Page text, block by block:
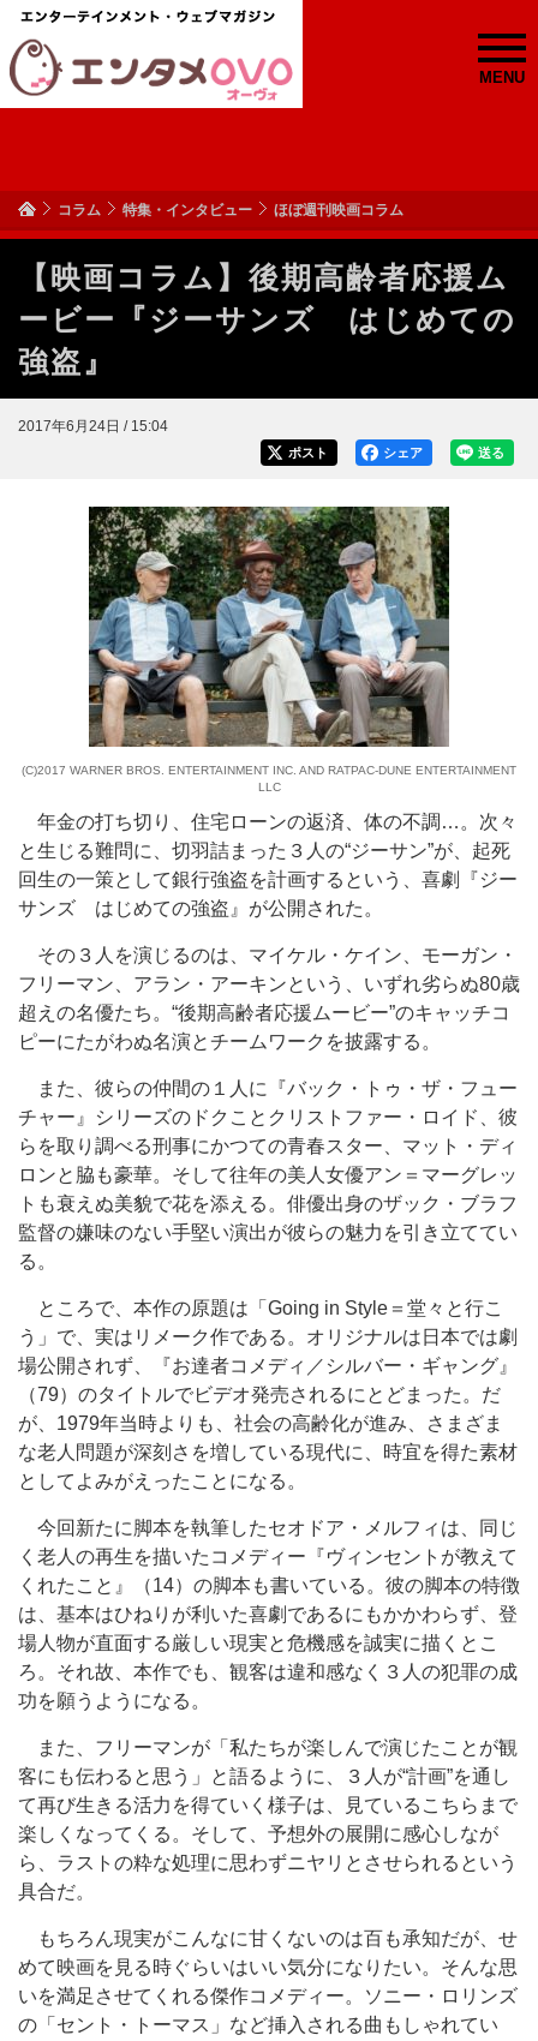
MENU
コラム 特集・インタビュー ほぼ週刊映画コラム
【映画コラム】後期高齢者応援ム
ービー『ジーサンズ はじめての
強盗』
2017年6月24日 / 15:04
送る
シェア
ポスト
(C)2017 WARNER BROS. ENTERTAINMENT INC. AND RATPAC-DUNE ENTERTAINMENT
LLC
年金の打ち切り、住宅ローンの返済、体の不調…。次々
と生じる難問に、切羽詰まった３人の“ジーサン”が、起死
回生の一策として銀行強盗を計画するという、喜劇『ジー
サンズ はじめての強盗』が公開された。
その３人を演じるのは、マイケル・ケイン、モーガン・
フリーマン、アラン・アーキンという、いずれ劣らぬ80歳
超えの名優たち。“後期高齢者応援ムービー”のキャッチコ
ピーにたがわぬ名演とチームワークを披露する。
また、彼らの仲間の１人に『バック・トゥ・ザ・フュー
チャー』シリーズのドクことクリストファー・ロイド、彼
らを取り調べる刑事にかつての青春スター、マット・ディ
ロンと脇も豪華。そして往年の美人女優アン＝マーグレッ
トも衰えぬ美貌で花を添える。俳優出身のザック・ブラフ
監督の嫌味のない手堅い演出が彼らの魅力を引き立ててい
る。
ところで、本作の原題は「Going in Style＝堂々と行こ
う」で、実はリメーク作である。オリジナルは日本では劇
場公開されず、『お達者コメディ／シルバー・ギャング』
（79）のタイトルでビデオ発売されるにとどまった。だ
が、1979年当時よりも、社会の高齢化が進み、さまざま
な老人問題が深刻さを増している現代に、時宜を得た素材
としてよみがえったことになる。
今回新たに脚本を執筆したセオドア・メルフィは、同じ
く老人の再生を描いたコメディー『ヴィンセントが教えて
くれたこと』（14）の脚本も書いている。彼の脚本の特徴
は、基本はひねりが利いた喜劇であるにもかかわらず、登
場人物が直面する厳しい現実と危機感を誠実に描くとこ
ろ。それ故、本作でも、観客は違和感なく３人の犯罪の成
功を願うようになる。
また、フリーマンが「私たちが楽しんで演じたことが観
客にも伝わると思う」と語るように、３人が“計画”を通し
て再び生きる活力を得ていく様子は、見ているこちらまで
楽しくなってくる。そして、予想外の展開に感心しなが
ら、ラストの粋な処理に思わずニヤリとさせられるという
具合だ。
もちろん現実がこんなに甘くないのは百も承知だが、せ
めて映画を見る時ぐらいはいい気分になりたい。そんな思
いを満足させてくれる傑作コメディー。ソニー・ロリンズ
の「セント・トーマス」など挿入される曲もしゃれてい